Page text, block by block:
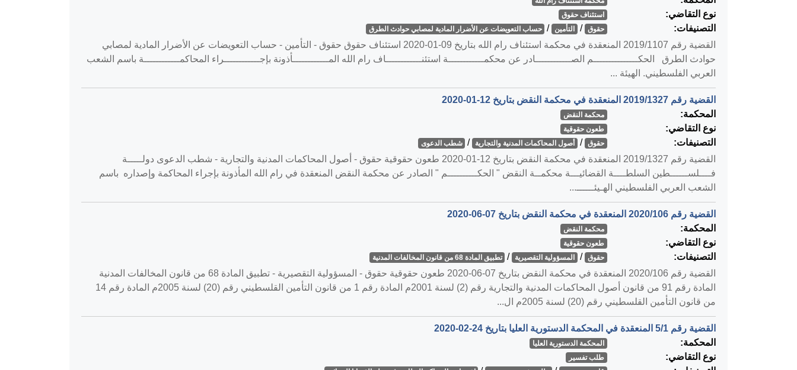
نوع التقاضي: استئناف حقوق
التصنيفات: حقوق / التأمين / حساب التعويضات عن الأضرار المادية لمصابي حوادث الطرق
القضية رقم ‎1107‏/‎2019‏ المنعقدة في محكمة استئناف رام الله بتاريخ ‎2020-01-09‏ استئناف حقوق حقوق - التأمين - حساب التعويضات عن الأضرار المادية لمصابي
حوادث الطرق الحكـــــــــــــــم الصــــــــــــادر عن محكمــــــــــــة استئنــــــــــــاف رام الله المــــــــــــأذونة بإجــــــــــــراء المحاكمــــــــــــة باسم الشعب
العربي الفلسطيني. الهيئة ...
القضية رقم ‎1327‏/‎2019‏ المنعقدة في محكمة النقض بتاريخ ‎2020-01-12‏
المحكمة:
محكمة النقض
نوع التقاضي: طعون حقوقية
التصنيفات: حقوق / أصول المحاكمات المدنية والتجارية / شطب الدعوى
القضية رقم ‎1327‏/‎2019‏ المنعقدة في محكمة النقض بتاريخ ‎2020-01-12‏ طعون حقوقية حقوق - أصول المحاكمات المدنية والتجارية - شطب الدعوى دولـــــة
فــــلســــــطين السلطــــة القضائيـــة محكمــة النقض " الحكــــــــــم " الصادر عن محكمة النقض المنعقدة في رام الله المأذونة بإجراء المحاكمة وإصداره باسم
الشعب العربي الفلسطيني الهـيئــــــ...
القضية رقم ‎106‏/‎2020‏ المنعقدة في محكمة النقض بتاريخ ‎2020-06-07‏
المحكمة:
محكمة النقض
نوع التقاضي: طعون حقوقية
التصنيفات: حقوق / المسؤولية التقصيرية / تطبيق المادة 68 من قانون المخالفات المدنية
القضية رقم ‎106‏/‎2020‏ المنعقدة في محكمة النقض بتاريخ ‎2020-06-07‏ طعون حقوقية حقوق - المسؤولية التقصيرية - تطبيق المادة 68 من قانون المخالفات المدنية
المادة رقم 91 من قانون أصول المحاكمات المدنية والتجارية رقم (2) لسنة 2001م المادة رقم 1 من قانون التأمين القلسطيني رقم (20) لسنة 2005م المادة رقم 14
من قانون التأمين القلسطيني رقم (20) لسنة 2005م ال...
القضية رقم ‎1‏/‎5‏ المنعقدة في المحكمة الدستورية العليا بتاريخ ‎2020-02-24‏
المحكمة:
المحكمة الدستورية العليا
نوع التقاضي: طلب تفسير